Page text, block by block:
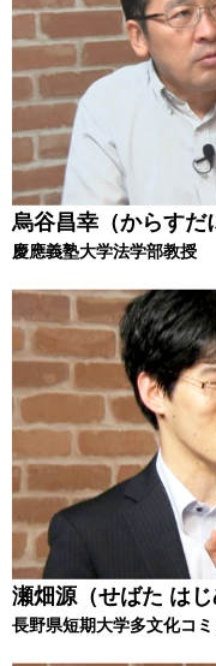
烏谷昌幸（からすだ
慶應義塾大学法学部教授
瀬畑源（せばた はじ
長野県短期大学多文化コ